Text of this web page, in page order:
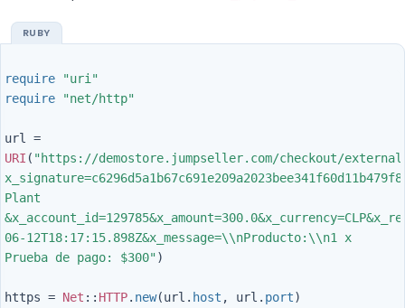
require
"uri"
require
"net/http"
url
=
URI ( "https://demostore.jumpseller.com/checkout/
Plant
06-12T18:17:15.898Z&x_message=\\nProducto: \\n1 x
Prueba de pago: $300")
https = Net :: HTTP. new(url . host , url . port)